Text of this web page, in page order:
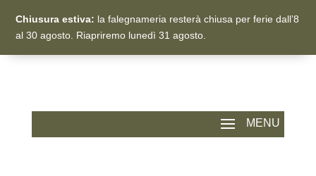
Chiusura estiva: la falegnameria resterà chiusa per ferie dall’8
al 30 agosto. Riapriremo lunedì 31 agosto.